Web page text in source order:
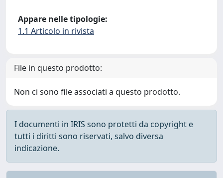
Appare nelle tipologie:
1.1 Articolo in rivista
File in questo prodotto:
Non ci sono file associati a questo prodotto.
I documenti in IRIS sono protetti da copyright e
tutti i diritti sono riservati, salvo diversa
indicazione.